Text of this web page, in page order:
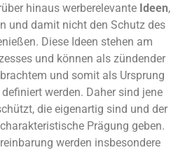
hinaus werberelevante Ideen,
und damit nicht den Schutz des
Diese Ideen stehen am
und können als zündender
und somit als Ursprung
werden. Daher sind jene
die eigenartig sind und der
Prägung geben.
werden insbesondere